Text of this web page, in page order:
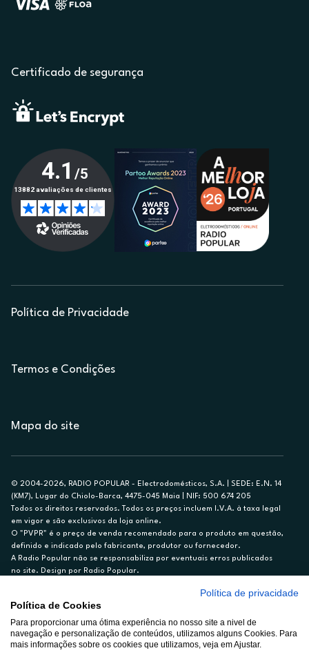
Certificado de segurança
Política de Privacidade
Termos e Condições
Mapa do site
© 2004-2026, RADIO POPULAR - Electrodomésticos, S.A. | SEDE: E.N. 14
(KM7), Lugar do Chiolo-Barca, 4475-045 Maia | NIF: 500 674 205
Todos os direitos reservados. Todos os preços incluem I.V.A. à taxa legal
em vigor e são exclusivos da loja online.
O "PVPR" é o preço de venda recomendado para o produto em questão,
definido e indicado pelo fabricante, produtor ou fornecedor.
A Radio Popular não se responsabiliza por eventuais erros publicados
no site. Design por Radio Popular.
Ex. para limite de crédito de €1.500, reembolsado em 12 meses, TAN
14,79%.
Crédito sujeito a aprovação pelo Cetelem, marca BNP Paribas Personal
Finance, S.A., Sucursal em Portugal. Informe-se no 21 721 90 00 (dias
Política de privacidade
Política de Cookies
Para proporcionar uma ótima experiência no nosso site a nivel de
navegação e personalização de conteúdos, utilizamos alguns Cookies. Para
mais informações sobre os cookies que utilizamos, veja em Ajustar.